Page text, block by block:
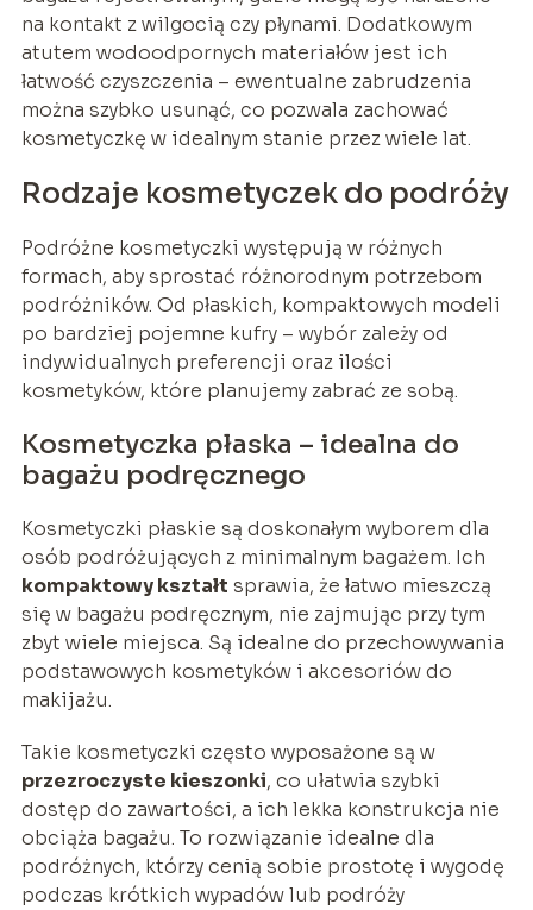
na kontakt z wilgocią czy płynami. Dodatkowym
atutem wodoodpornych materiałów jest ich
łatwość czyszczenia – ewentualne zabrudzenia
można szybko usunąć, co pozwala zachować
kosmetyczkę w idealnym stanie przez wiele lat.
Rodzaje kosmetyczek do podróży
Podróżne kosmetyczki występują w różnych
formach, aby sprostać różnorodnym potrzebom
podróżników. Od płaskich, kompaktowych modeli
po bardziej pojemne kufry – wybór zależy od
indywidualnych preferencji oraz ilości
kosmetyków, które planujemy zabrać ze sobą.
Kosmetyczka płaska – idealna do
bagażu podręcznego
Kosmetyczki płaskie są doskonałym wyborem dla
osób podróżujących z minimalnym bagażem. Ich
kompaktowy kształt sprawia, że łatwo mieszczą
się w bagażu podręcznym, nie zajmując przy tym
zbyt wiele miejsca. Są idealne do przechowywania
podstawowych kosmetyków i akcesoriów do
makijażu.
Takie kosmetyczki często wyposażone są w
przezroczyste kieszonki, co ułatwia szybki
dostęp do zawartości, a ich lekka konstrukcja nie
obciąża bagażu. To rozwiązanie idealne dla
podróżnych, którzy cenią sobie prostotę i wygodę
podczas krótkich wypadów lub podróży